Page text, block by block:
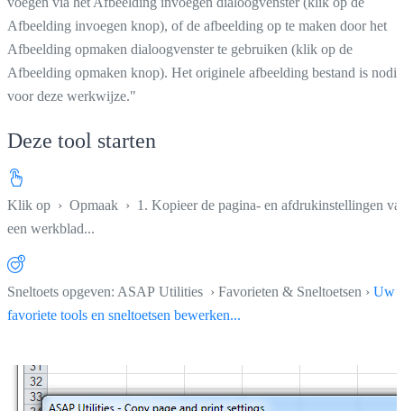
Afbeelding invoegen knop), of de afbeelding op te maken door het
Afbeelding opmaken dialoogvenster te gebruiken (klik op de
Afbeelding opmaken knop). Het originele afbeelding bestand is nodig
voor deze werkwijze."
Deze tool starten
Klik op › Opmaak › 1. Kopieer de pagina- en afdrukinstellingen
een werkblad...
Sneltoets opgeven: ASAP Utilities › Favorieten & Sneltoetsen › Uw
favoriete tools en sneltoetsen bewerken...